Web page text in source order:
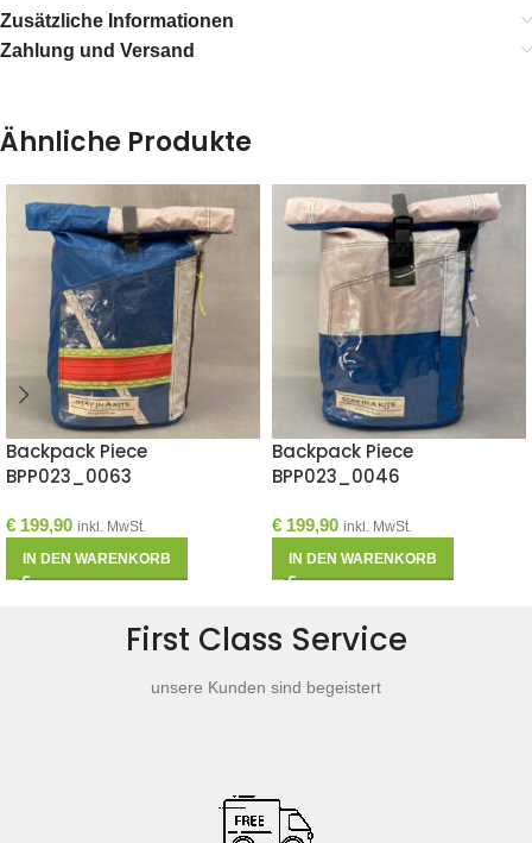
Zusätzliche Informationen
Zahlung und Versand
Ähnliche Produkte
Backpack Piece
BPP023_0063
€ 199,90 inkl. MwSt.
IN DEN WARENKORB
Backpack Piece
BPP023_0046
€ 199,90 inkl. MwSt.
IN DEN WARENKORB
First Class Service
unsere Kunden sind begeistert